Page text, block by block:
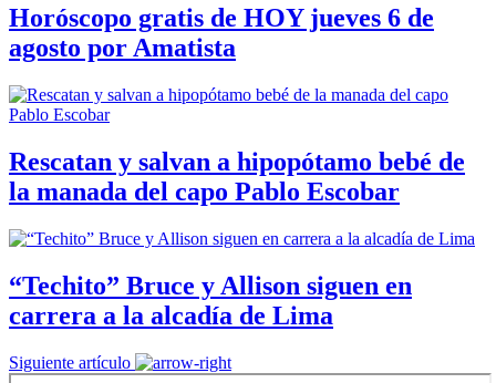
Horóscopo gratis de HOY jueves 6 de
agosto por Amatista
Rescatan y salvan a hipopótamo bebé de
la manada del capo Pablo Escobar
“Techito” Bruce y Allison siguen en
carrera a la alcadía de Lima
Siguiente artículo